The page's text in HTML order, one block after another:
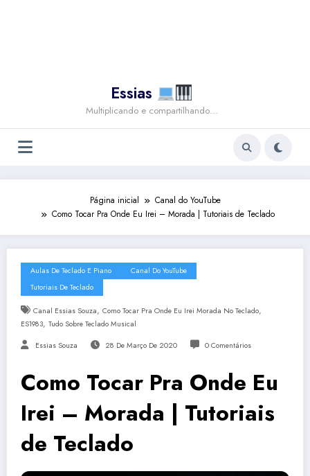
Essias
Multiplicando e compartilhando…
Página inicial
Canal do YouTube
Como Tocar Pra Onde Eu Irei – Morada | Tutoriais de Teclado
Aulas De Teclado E Piano
Canal Do YouTube
Tutoriais De Teclado
Canal Essias Souza, Como Tocar Pra Onde Eu Irei Morada No Teclado,
ES1983, Tudo Sobre Teclado Musical
Essias Souza 28 De Março De 2020 0 Comentários
Como Tocar Pra Onde Eu
Irei – Morada | Tutoriais
de Teclado